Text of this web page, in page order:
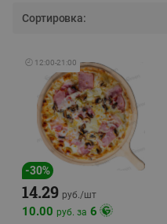
Сортировка:
🕘 12:00-21:00
-30%
14.29 руб./шт
10.00 руб. за 6